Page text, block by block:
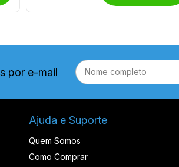
por e-mail
Ajuda e Suporte
Quem Somos
Como Comprar